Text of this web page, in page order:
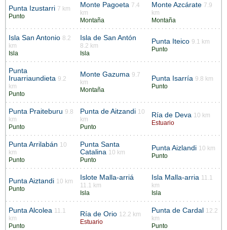
Punta Izustarri 7 km
Punto
Monte Pagoeta 7.4
km
Montaña
Monte Azcárate 7.9
km
Montaña
Isla San Antonio 8.2
km
Isla
Isla de San Antón
8.2 km
Isla
Punta Iteico 9.1 km
Punto
Punta
Iruarriaundieta 9.2
km
Punto
Monte Gazuma 9.7
km
Montaña
Punta Isarría 9.8 km
Punto
Punta Praiteburu 9.8
km
Punto
Punta de Aitzandi 10
km
Punto
Ría de Deva 10 km
Estuario
Punta Arrilabán 10
km
Punto
Punta Santa
Catalina 10 km
Punto
Punta Aizlandi 10 km
Punto
Punta Aiztandi 10 km
Punto
Islote Malla-arriá
11.1 km
Isla
Isla Malla-arria 11.1
km
Isla
Punta Alcolea 11.1
km
Punto
Ría de Orio 12.2 km
Estuario
Punta de Cardal
12.2
km
Punto